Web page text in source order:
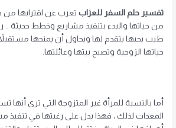
تفسير حلم السفر للعزاب تعرب عن اقترابها من
من حياتها والبدء بتنفيذ مشاريع وخطط حديثة
طيب يحبها يتقدم لها ويحاول أن يمنحها مستقبلاً
حياتها الزوجية وتصبح بيتها وعائلتها.
أما بالنسبة للمرأة غير المتزوجة التي ترى أنها
المعدات لذلك ، فهذا يدل على رغبتها في تنفيذ